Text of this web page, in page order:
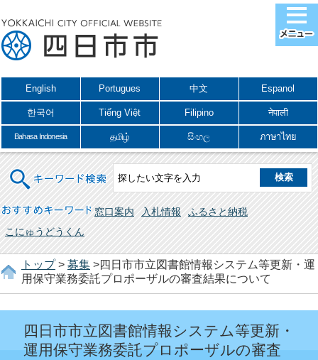
English Portugues 中文 Espanol
한국어 Tiếng Việt Filipino नेपाली
Bahasa Indonesia தமிழ் සිංහල ภาษาไทย
キーワード検索
おすすめキーワード 窓口案内 入札情報
ふるさと納税
こにゅうどうくん
トップ> 募集 >四日市市立図書館情報システム等更新・運
用保守業務委託プロポーザルの審査結果について
四日市市立図書館情報システム等更新・
運用保守業務委託プロポーザルの審査